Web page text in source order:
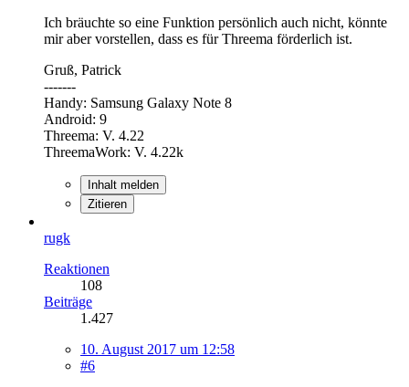
Ich bräuchte so eine Funktion persönlich auch nicht, könnte
mir aber vorstellen, dass es für Threema förderlich ist.
Gruß, Patrick
-------
Handy: Samsung Galaxy Note 8
Android: 9
Threema: V. 4.22
ThreemaWork: V. 4.22k
Inhalt melden
Zitieren
rugk
Reaktionen
108
Beiträge
1.427
10. August 2017 um 12:58
#6